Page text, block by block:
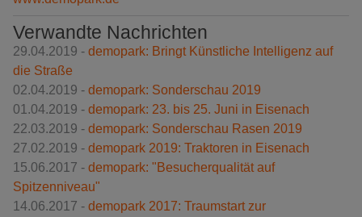
Verwandte Nachrichten
29.04.2019 - demopark: Bringt Künstliche Intelligenz auf
die Straße
02.04.2019 - demopark: Sonderschau 2019
01.04.2019 - demopark: 23. bis 25. Juni in Eisenach
22.03.2019 - demopark: Sonderschau Rasen 2019
27.02.2019 - demopark 2019: Traktoren in Eisenach
15.06.2017 - demopark: "Besucherqualität auf
Spitzenniveau"
14.06.2017 - demopark 2017: Traumstart zur